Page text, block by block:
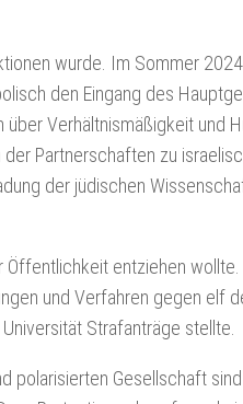
wurde. Im Sommer
den Eingang des
Verhältnismäßigkeit und
Partnerschaften zu
der jüdischen
entziehen wollte.
und Verfahren gegen elf
Strafanträge stellte.
polarisierten Gesellschaft